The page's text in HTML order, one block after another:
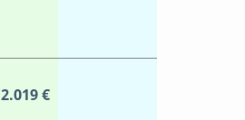
2.019 €